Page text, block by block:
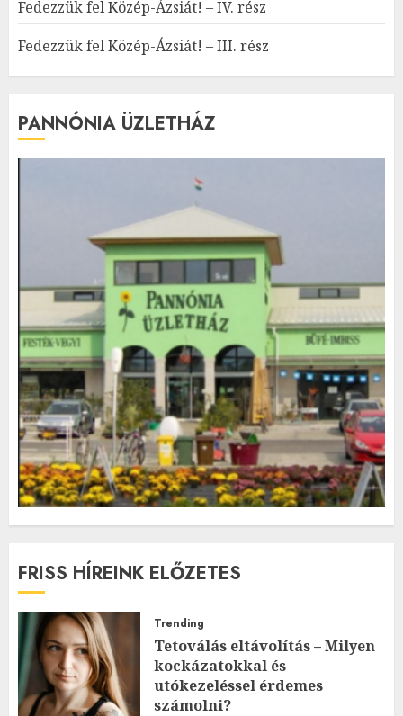
Fedezzük fel Közép-Ázsiát! – IV. rész
Fedezzük fel Közép-Ázsiát! – III. rész
PANNÓNIA ÜZLETHÁZ
FRISS HÍREINK ELŐZETES
Trending
Tetoválás eltávolítás – Milyen
kockázatokkal és
utókezeléssel érdemes
számolni?